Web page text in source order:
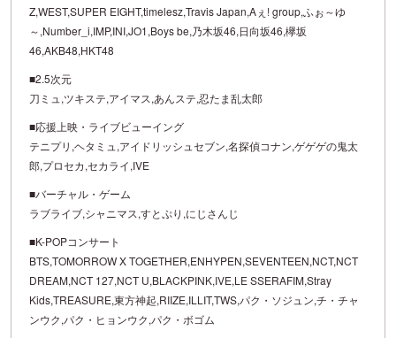
Z,WEST,SUPER EIGHT,timelesz,Travis Japan,Aぇ! group,ふぉ～ゆ
～,Number_i,IMP,INI,JO1,Boys be,乃木坂46,日向坂46,欅坂
46,AKB48,HKT48
■2.5次元
刀ミュ,ツキステ,アイマス,あんステ,忍たま乱太郎
■応援上映・ライブビューイング
テニプリ,ヘタミュ,アイドリッシュセブン,名探偵コナン,ゲゲゲの鬼太
郎,プロセカ,セカライ,IVE
■バーチャル・ゲーム
ラブライブ,シャニマス,すとぷり,にじさんじ
■K-POPコンサート
BTS,TOMORROW X TOGETHER,ENHYPEN,SEVENTEEN,NCT,NCT
DREAM,NCT 127,NCT U,BLACKPINK,IVE,LE SSERAFIM,Stray
Kids,TREASURE,東方神起,RIIZE,ILLIT,TWS,パク・ソジュン,チ・チャ
ンウク,パク・ヒョンウク,パク・ボゴム